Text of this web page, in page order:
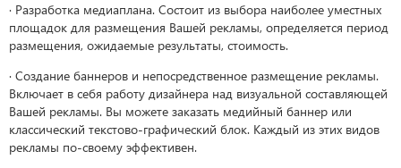
· Разработка медиаплана. Состоит из выбора наиболее уместных
площадок для размещения Вашей рекламы, определяется период
размещения, ожидаемые результаты, стоимость.
· Создание баннеров и непосредственное размещение рекламы.
Включает в себя работу дизайнера над визуальной составляющей
Вашей рекламы. Вы можете заказать медийный баннер или
классический текстово-графический блок. Каждый из этих видов
рекламы по-своему эффективен.